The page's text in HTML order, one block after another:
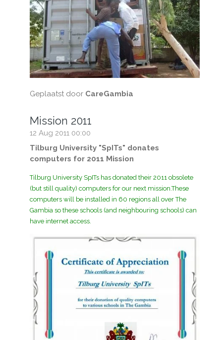
Geplaatst door CareGambia
Mission 2011
12 Aug 2011 00:00
Tilburg University "SpITs" donates
computers for 2011 Mission
Tilburg University SpITs has donated their 2011 obsolete
(but still quality) computers for our next mission.These
computers will be installed in 60 regions all over The
Gambia so these schools (and neighbouring schools) can
have internet access.